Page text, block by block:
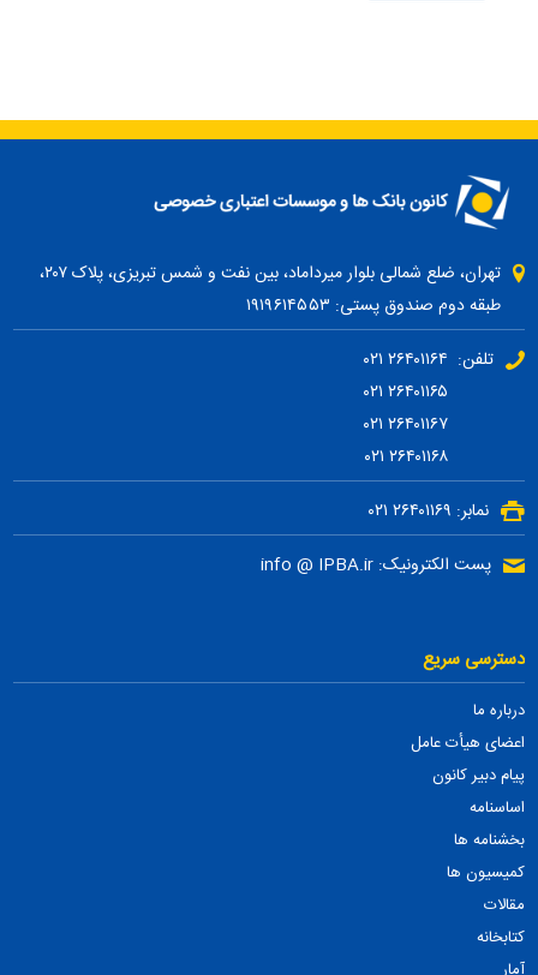
تهران، ضلع شمالی بلوار میرداماد، بین نفت و شمس تبریزی، پلاک ۲۰۷،
طبقه دوم صندوق پستی: ۱۹۱۹۶۱۴۵۵۳
تلفن: ۲۶۴۰۱۱۶۴ ۰۲۱
۲۶۴۰۱۱۶۷ ۰۲۱
۲۶۴۰۱۱۶۸ ۰۲۱
نمابر: ۲۶۴۰۱۱۶۹ ۰۲۱
پست الکترونیک: info @ IPBA.ir
دسترسی سریع
درباره ما
اعضای هیأت عامل
پیام دبیر کانون
اساسنامه
بخشنامه ها
کمیسیون ها
مقالات
کتابخانه